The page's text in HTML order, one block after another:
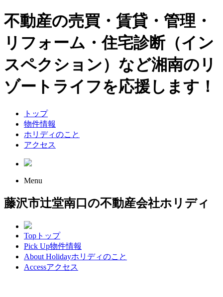
不動産の売買・賃貸・管理・
リフォーム・住宅診断（イン
スペクション）など湘南のリ
ゾートライフを応援します！
トップ
物件情報
ホリディのこと
アクセス
Menu
藤沢市辻堂南口の不動産会社ホリディ
Top トップ
Pick Up物件情報
About Holidayホリディのこと
Accessアクセス